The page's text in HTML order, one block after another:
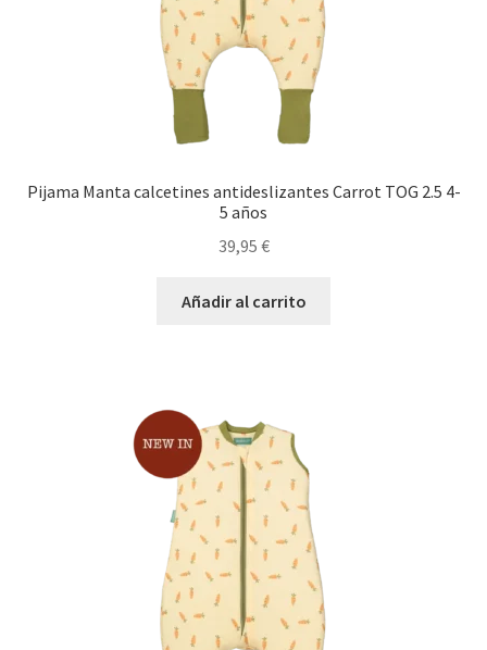
Pijama Manta calcetines antideslizantes Carrot TOG 2.5 4-
5 años
39,95 €
Añadir al carrito